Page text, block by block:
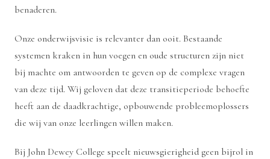
benaderen.
Onze onderwijsvisie is relevanter dan ooit. Bestaande
systemen kraken in hun voegen en oude structuren zijn niet
bij machte om antwoorden te geven op de complexe vragen
van deze tijd. Wij geloven dat deze transitieperiode behoefte
heeft aan de daadkrachtige, opbouwende probleemoplossers
die wij van onze leerlingen willen maken.
Bij John Dewey College speelt nieuwsgierigheid geen bijrol in